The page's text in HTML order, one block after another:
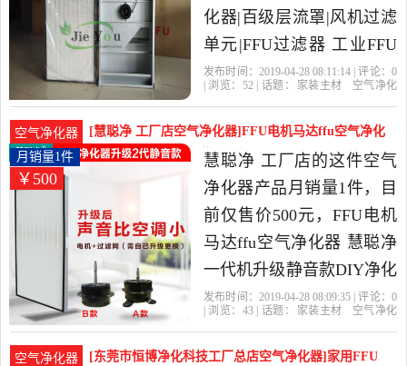
化器|百级层流罩|风机过滤
单元|FFU过滤器 工业FFU
洁优是2019年洁优科技净
比很高的空气净化器，由
广东 东莞发货。
发布时间：2019-04-28 08:11:14 | 评论： 0
| 浏览： 52| 话题： 家装主材
空气净化
空气净化器
[慧聪净 工厂店空气净化器]FFU电机马达ffu空气净化
器 慧聪月销量1件仅售500元
￥500
月销量1件
慧聪净 工厂店的这件空气
净化器产品月销量1件，目
前仅售价500元，FFU电机
马达ffu空气净化器 慧聪净
一代机升级静音款DIY净化
器风机是2019年慧聪净 工
价比很高的空气净化器，
发布时间：2019-04-28 08:09:35 | 评论： 0
| 浏览： 43| 话题： 家装主材
空气净化
空气净化器
[东莞市恒博净化科技工厂总店空气净化器]家用FFU